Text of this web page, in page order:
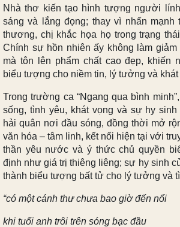
Nhà thơ kiến tạo hình tượng người
sáng và lắng đọng; thay vì nhấn mạnh
thương, chị khắc họa họ trong trạng
Chính sự hồn nhiên ấy không làm
mà tôn lên phẩm chất cao đẹp, khiến
biểu tượng cho niềm tin, lý tưởng và khát
Trong trường ca “Ngang qua bình
sống, tình yêu, khát vọng và sự hy
hải quân nơi đầu sóng, đồng thời mở
văn hóa – tâm linh, kết nối hiện tại với
thần yêu nước và ý thức chủ quyền
định như giá trị thiêng liêng; sự hy sinh
thành biểu tượng bất tử cho lý tưởng và
“có một cánh thư chưa bao giờ đến nổi
khi tuổi anh trôi trên sóng bạc đầu